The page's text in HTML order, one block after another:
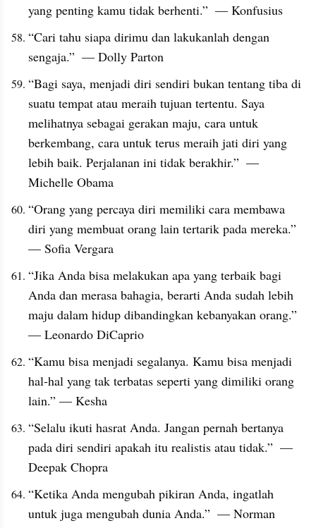
yang penting kamu tidak berhenti.”  — Konfusius
“Cari tahu siapa dirimu dan lakukanlah dengan
sengaja.”  — Dolly Parton
“Bagi saya, menjadi diri sendiri bukan tentang tiba di
suatu tempat atau meraih tujuan tertentu. Saya
melihatnya sebagai gerakan maju, cara untuk
berkembang, cara untuk terus meraih jati diri yang
lebih baik. Perjalanan ini tidak berakhir.”  —
Michelle Obama
“Orang yang percaya diri memiliki cara membawa
diri yang membuat orang lain tertarik pada mereka.”
— Sofia Vergara
“Jika Anda bisa melakukan apa yang terbaik bagi
Anda dan merasa bahagia, berarti Anda sudah lebih
maju dalam hidup dibandingkan kebanyakan orang.”
— Leonardo DiCaprio
“Kamu bisa menjadi segalanya. Kamu bisa menjadi
hal-hal yang tak terbatas seperti yang dimiliki orang
lain.” — Kesha
“Selalu ikuti hasrat Anda. Jangan pernah bertanya
pada diri sendiri apakah itu realistis atau tidak.”  —
Deepak Chopra
“Ketika Anda mengubah pikiran Anda, ingatlah
untuk juga mengubah dunia Anda.”  — Norman